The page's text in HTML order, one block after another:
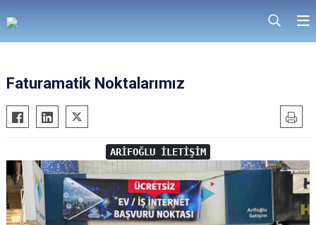
Faturamatik Noktalarımız
ARİFOĞLU İLETİŞİM